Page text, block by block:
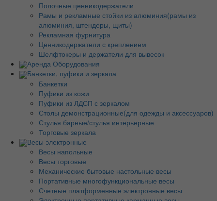
Полочные ценникодержатели
Рамы и рекламные стойки из алюминия(рамы из
алюминия, штендеры, щиты)
Рекламная фурнитура
Ценникодержатели с креплением
Шелфтокеры и держатели для вывесок
Аренда Оборудования
Банкетки, пуфики и зеркала
Банкетки
Пуфики из кожи
Пуфики из ЛДСП с зеркалом
Столы демонстрационные(для одежды и аксессуаров)
Стулья барные/стулья интерьерные
Торговые зеркала
Весы электронные
Весы напольные
Весы торговые
Механические бытовые настольные весы
Портативные многофункциональные весы
Счетные платформенные электронные весы